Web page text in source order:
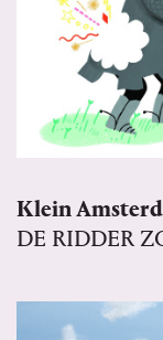
Klein
DE RIDDER